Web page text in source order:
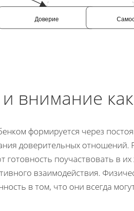
Доверие
внимание
формируется через
доверительных отношений.
поучаствовать в
взаимодействия.
в том, что они всегда